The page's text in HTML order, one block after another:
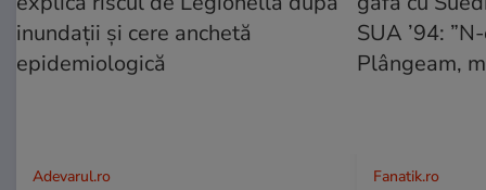
Adevarul.ro Fanatik.ro